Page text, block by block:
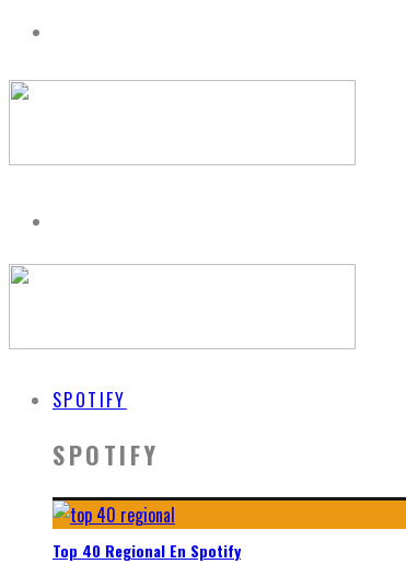
SPOTIFY
SPOTIFY
Top 40 Regional En Spotify